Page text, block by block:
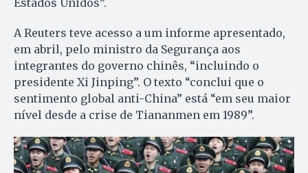
A Reuters teve acesso a um informe apresentado,
em abril, pelo ministro da Segurança aos
integrantes do governo chinês, “incluindo o
presidente Xi Jinping”. O texto “conclui que o
sentimento global anti-China” está “em seu maior
nível desde a crise de Tiananmen em 1989”.